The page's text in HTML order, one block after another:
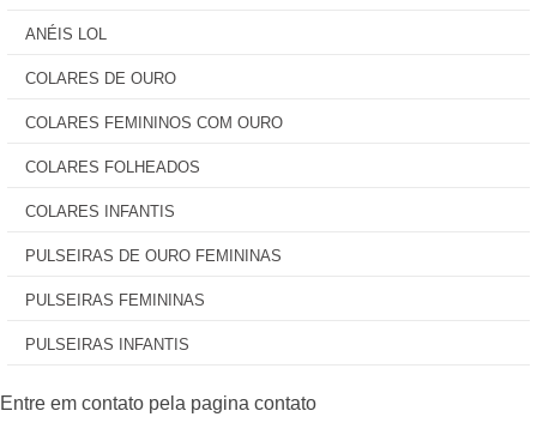
ANÉIS LOL
COLARES DE OURO
COLARES FEMININOS COM OURO
COLARES FOLHEADOS
COLARES INFANTIS
PULSEIRAS DE OURO FEMININAS
PULSEIRAS FEMININAS
PULSEIRAS INFANTIS